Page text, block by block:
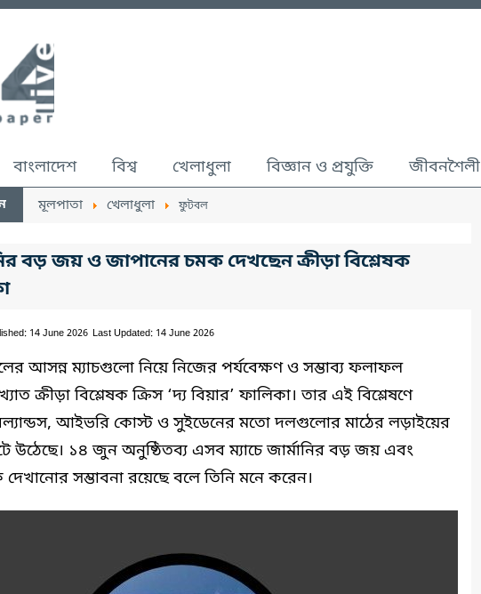
বাংলাদেশ বিশ্ব খেলাধুলা বিজ্ঞান ও প্রযুক্তি জীবনশৈলী
মূলপাতা খেলাধুলা ফুটবল
বড় জয় ও জাপানের চমক দেখছেন ক্রীড়া বিশ্লেষক
14 June 2026 Last Updated: 14 June 2026
আসন্ন ম্যাচগুলো নিয়ে নিজের পর্যবেক্ষণ ও সম্ভাব্য ফলাফল
ক্রীড়া বিশ্লেষক ক্রিস ‘দ্য বিয়ার’ ফালিকা। তার এই বিশ্লেষণে
আইভরি কোস্ট ও সুইডেনের মতো দলগুলোর মাঠের লড়াইয়ের
উঠেছে। ১৪ জুন অনুষ্ঠিতব্য এসব ম্যাচে জার্মানির বড় জয় এবং
সম্ভাবনা রয়েছে বলে তিনি মনে করেন।